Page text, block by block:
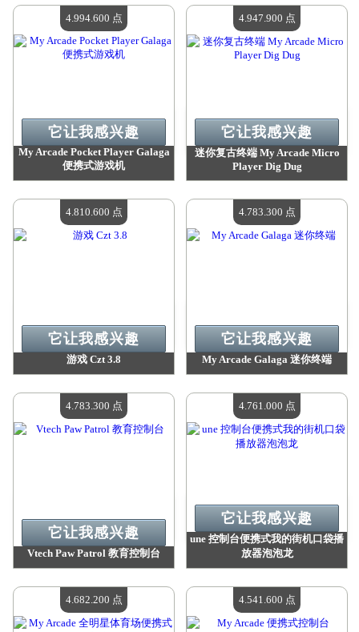
现有数量：4
现有数量：4
My Arcade Pocket Player Galaga
便携式游戏机
现有数量：4
它让我感兴趣
4.994.600 点
迷你复古终端 My Arcade Micro
Player Dig Dug
现有数量：4
它让我感兴趣
4.947.900 点
游戏 Czt 3.8
现有数量：4
它让我感兴趣
4.810.600 点
My Arcade Galaga 迷你终端
现有数量：4
它让我感兴趣
4.783.300 点
Vtech Paw Patrol 教育控制台
现有数量：4
它让我感兴趣
4.783.300 点
une 控制台便携式我的街机口袋播
放器泡泡龙
现有数量：4
它让我感兴趣
4.761.000 点
4.682.200 点 4.541.600 点